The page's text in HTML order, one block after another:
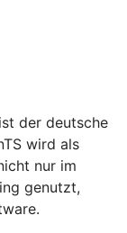
der deutsche
wird als
nur im
genutzt,